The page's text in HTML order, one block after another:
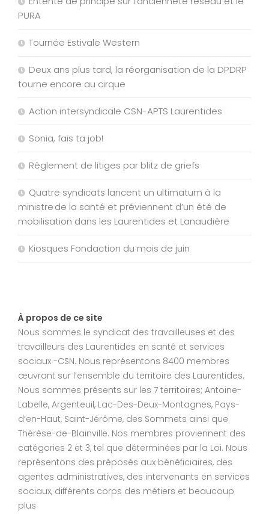
PURA
Tournée Estivale Western
Deux ans plus tard, la réorganisation de la DPDRP
tourne encore au cirque
Action intersyndicale CSN-APTS Laurentides
Sonia, fais ta job!
Règlement de litiges par blitz de griefs
Quatre syndicats lancent un ultimatum à la
ministre de la santé et préviennent d’un été de
mobilisation dans les Laurentides et Lanaudière
Kiosques Fondaction du mois de juin
À propos de ce site
Nous sommes le syndicat des travailleuses et des
travailleurs des Laurentides en santé et services
sociaux -CSN. Nous représentons 8400 membres
œuvrant sur l’ensemble du territoire des Laurentides.
Nous sommes présents sur les 7 territoires; Antoine-
Labelle, Argenteuil, Lac-Des-Deux-Montagnes, Pays-
d’en-Haut, Saint-Jérôme, des Sommets ainsi que
Thérèse-de-Blainville. Nos membres proviennent des
catégories 2 et 3, tel que déterminées par la Loi. Nous
représentons des préposés aux bénéficiaires, des
agentes administratives, des intervenants en services
sociaux, différents corps des métiers et beaucoup
plus